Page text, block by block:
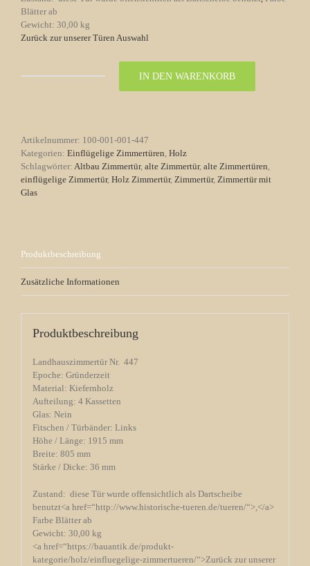
Blätter ab
Gewicht: 30,00 kg
Zurück zur unserer Türen Auswahl
Menge
IN DEN WARENKORB
Artikelnummer: 100-001-001-447
Kategorien: Einflügelige Zimmertüren Holz
Schlagwörter: Altbau Zimmertür, alte Zimmertür, alte Zimmertüren
einflügelige Zimmertür, Holz Zimmertür, Zimmertür, Zimmertür mit
Glas
Produktbeschreibung
Zusätzliche Informationen
Produktbeschreibung
Landhauszimmertür Nr. 447
Epoche: Gründerzeit
Material: Kiefernholz
Aufteilung: 4 Kassetten
Glas: Nein
Fitschen / Türbänder: Links
Höhe / Länge: 1915 mm
Breite: 805 mm
Stärke / Dicke: 36 mm
Zustand: diese Tür wurde offensichtlich als Dartscheibe
benutzt<a href=“http://www.historische-tueren.de/tueren/“>,</a>
Farbe Blätter ab
Gewicht: 30,00 kg
<a href=“https://bauantik.de/produkt-
kategorie/holz/einfluegelige-zimmertueren/“>Zurück zur unserer